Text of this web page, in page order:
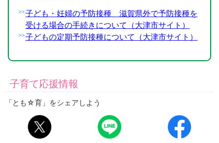
子ども・妊婦の予防接種 滋賀県外で予防接種を
受ける場合の手続きについて（大津市サイト）
子どもの定期予防接種について（大津市サイト）
子育て応援情報
「とも☆育」をシェアしよう